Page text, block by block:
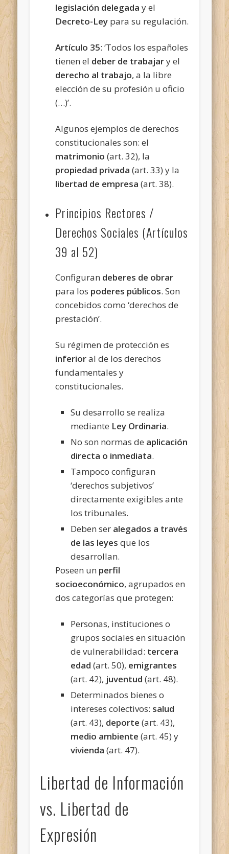
legislación delegada y el
Decreto-Ley para su regulación.
Artículo 35: ‘Todos los españoles
tienen el deber de trabajary el
derecho al trabajo, a la libre
elección de su profesión u oficio
(…)’.
Algunos ejemplos de derechos
constitucionales son: el
matrimonio (art. 32), la
propiedad privada (art. 33) y la
libertad de empresa (art. 38).
Principios Rectores /
Derechos Sociales (Artículos
39 al 52)
Configuran deberes de obrar
para los poderes públicos. Son
concebidos como ‘derechos de
prestación’.
Su régimen de protección es
inferioral de los derechos
fundamentales y
constitucionales.
Su desarrollo se realiza
mediante Ley Ordinaria.
No son normas de aplicación
directa o inmediata.
Tampoco configuran
‘derechos subjetivos’
directamente exigibles ante
los tribunales.
Deben ser alegados a través
de las leyes que los
desarrollan.
Poseen un perfil
socioeconómico, agrupados en
dos categorías que protegen:
Personas, instituciones o
grupos sociales en situación
de vulnerabilidad: tercera
edad (art. 50), emigrantes
(art. 42), juventud (art. 48).
Determinados bienes o
intereses colectivos: salud
(art. 43), deporte (art. 43),
medio ambiente (art. 45) y
vivienda (art. 47).
Libertad de Información
vs. Libertad de
Expresión